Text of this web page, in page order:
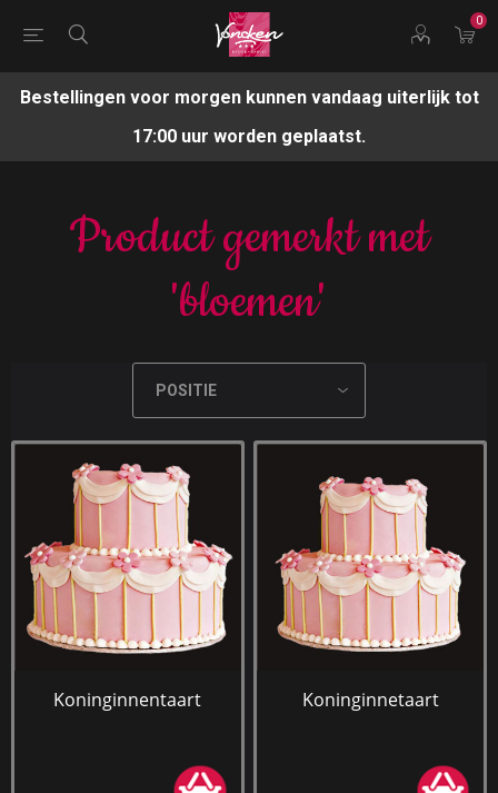
0
Bestellingen voor morgen kunnen vandaag uiterlijk tot
17:00 uur worden geplaatst.
Product gemerkt met
'bloemen'
Koninginnentaart Koninginnetaart